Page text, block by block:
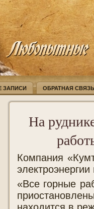
ЗАПИСИ ОБРАТНАЯ СВЯЗЬ
На
Компания
«Все горные
находится в